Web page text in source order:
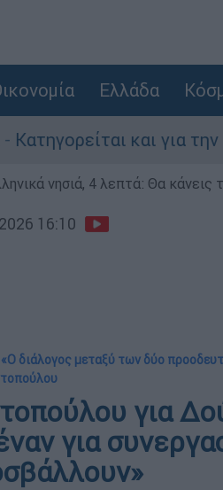
Ελλάδα
και για την εκτέλεση
νησιά, 4 λεπτά: Θα
16:10
διάλογος μεταξύ των δύο
για
για